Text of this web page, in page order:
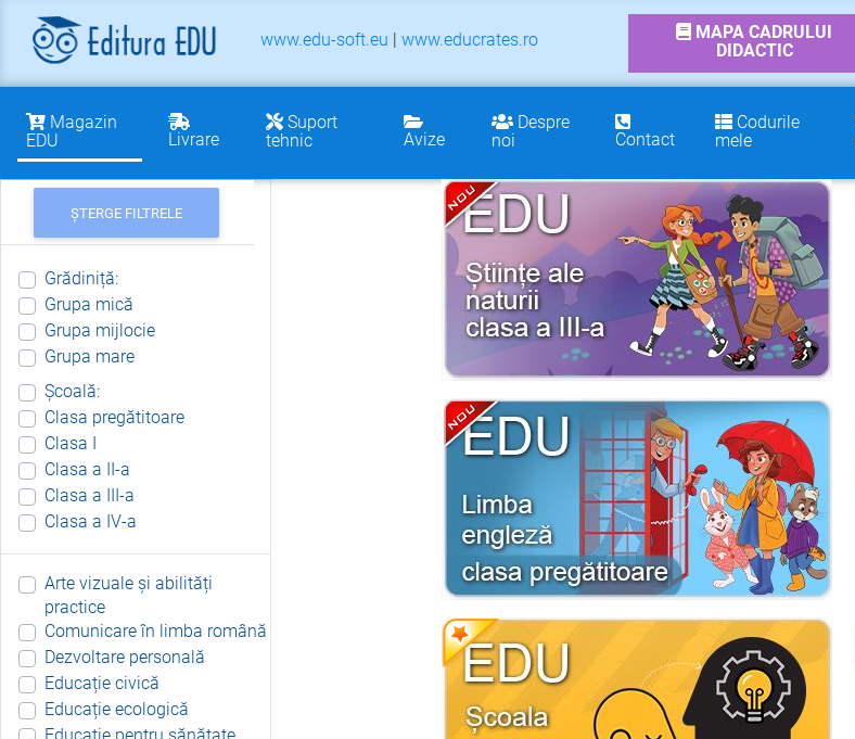
www.edu-soft.eu | www.educrates.ro
MAPA CADRULUI
DIDACTIC
Magazin
EDU
Livrare
Suport
tehnic
Avize
Despre
noi
Contact
Codurile
mele
ȘTERGE FILTRELE
Grădiniță:
Grupa mică
Grupa mijlocie
Grupa mare
Școală:
Clasa pregătitoare
Clasa I
Clasa a II-a
Clasa a III-a
Clasa a IV-a
Arte vizuale și abilități
practice
Comunicare în limba română
Dezvoltare personală
Educație civică
Educație ecologică